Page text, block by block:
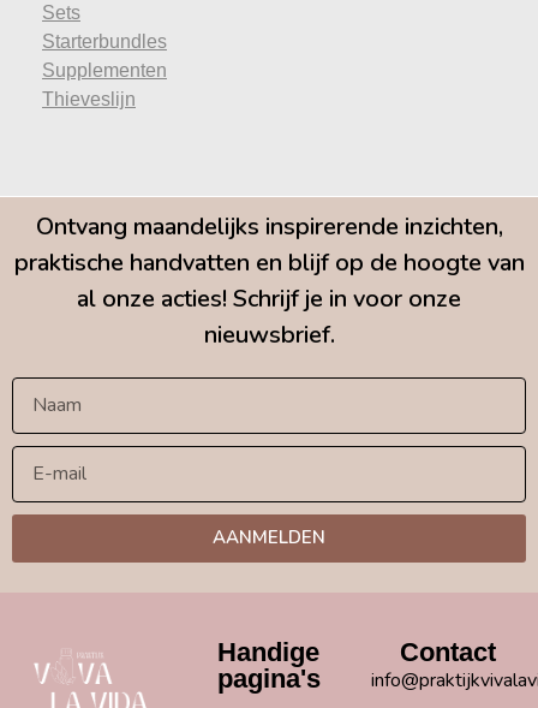
Sets
Starterbundles
Supplementen
Thieveslijn
Ontvang maandelijks inspirerende inzichten,
praktische handvatten en blijf op de hoogte van
al onze acties! Schrijf je in voor onze
nieuwsbrief.
AANMELDEN
Handige
pagina's
Contact